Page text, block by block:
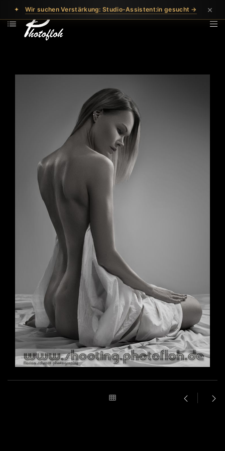
✦ Wir suchen Verstärkung: Studio-Assistent:in gesucht → ×